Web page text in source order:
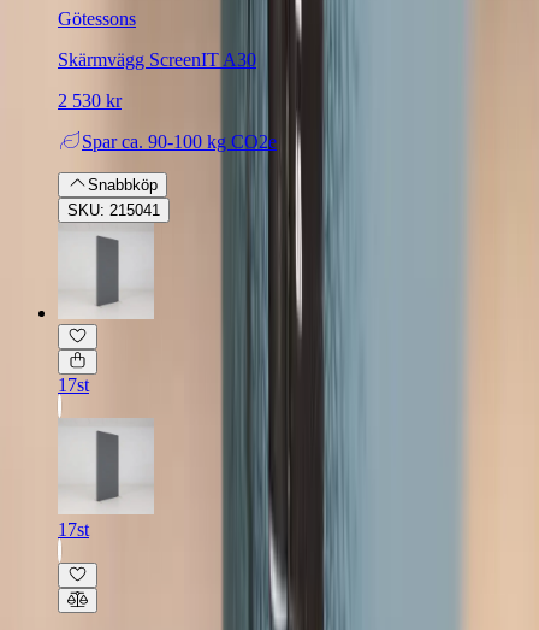
Götessons
Skärmvägg ScreenIT A30
2 530 kr
Spar ca. 90-100 kg CO2e
Snabbköp
SKU: 215041
17st
17st